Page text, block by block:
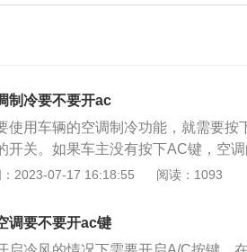
制冷要不要开ac
使用车辆的空调制冷功能，就需要按
开关。如果车主没有按下AC键，空
功能，出风口吹出来的就是自然风。
再开启空调。车辆在关闭时，一定
2023-07-17 16:18:55 阅读：1093
调要不要开ac键